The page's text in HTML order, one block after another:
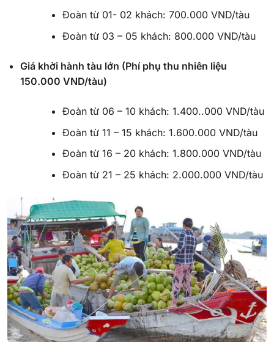
Đoàn từ 01- 02 khách: 700.000 VND/tàu
Đoàn từ 03 – 05 khách: 800.000 VND/tàu
Giá khởi hành tàu lớn (Phí phụ thu nhiên liệu
150.000 VND/tàu)
Đoàn từ 06 – 10 khách: 1.400..000 VND/tàu
Đoàn từ 11 – 15 khách: 1.600.000 VND/tàu
Đoàn từ 16 – 20 khách: 1.800.000 VND/tàu
Đoàn từ 21 – 25 khách: 2.000.000 VND/tàu